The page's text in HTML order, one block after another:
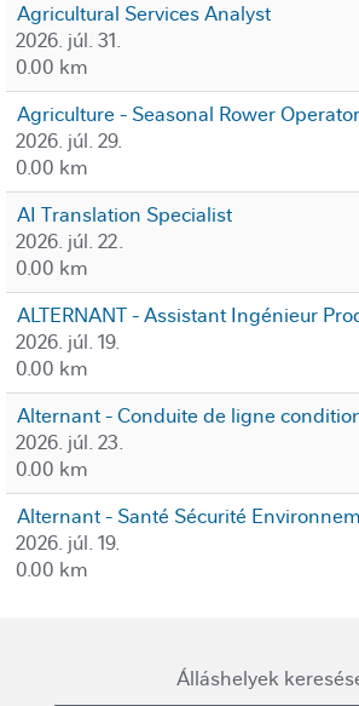
Agricultural Services Analyst
2026. júl. 31.
0.00 km
Agriculture - Seasonal Rower Operator
2026. júl. 29.
0.00 km
AI Translation Specialist
2026. júl. 22.
0.00 km
ALTERNANT - Assistant Ingénieur
2026. júl. 19.
0.00 km
Alternant - Conduite de ligne
2026. júl. 23.
0.00 km
Alternant - Santé Sécurité
2026. júl. 19.
0.00 km
Álláshelyek